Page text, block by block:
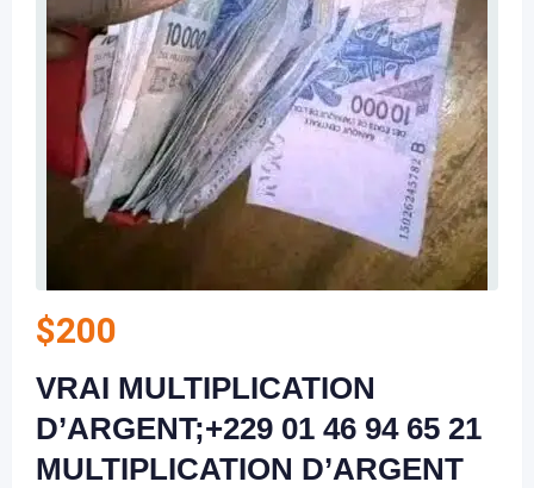
$200
VRAI MULTIPLICATION
D’ARGENT;+229 01 46 94 65 21
MULTIPLICATION D’ARGENT